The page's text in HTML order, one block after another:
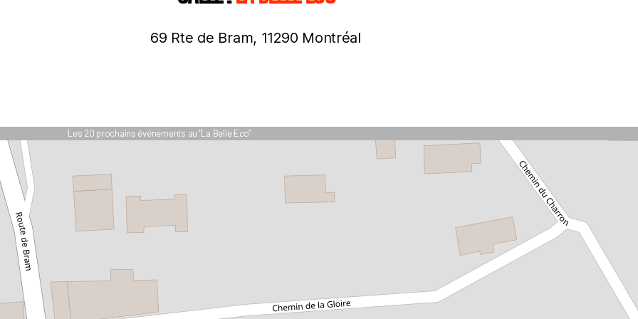
69 Rte de Bram, 11290 Montréal
Les 20 prochains événements au "La Belle Eco"